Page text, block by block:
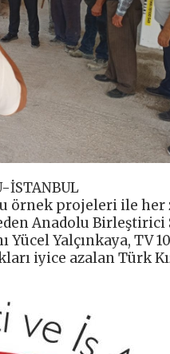
İSTANBUL
örnek projeleri ile her
Anadolu Birleştirici
Yücel Yalçınkaya, TV
iyice azalan Türk